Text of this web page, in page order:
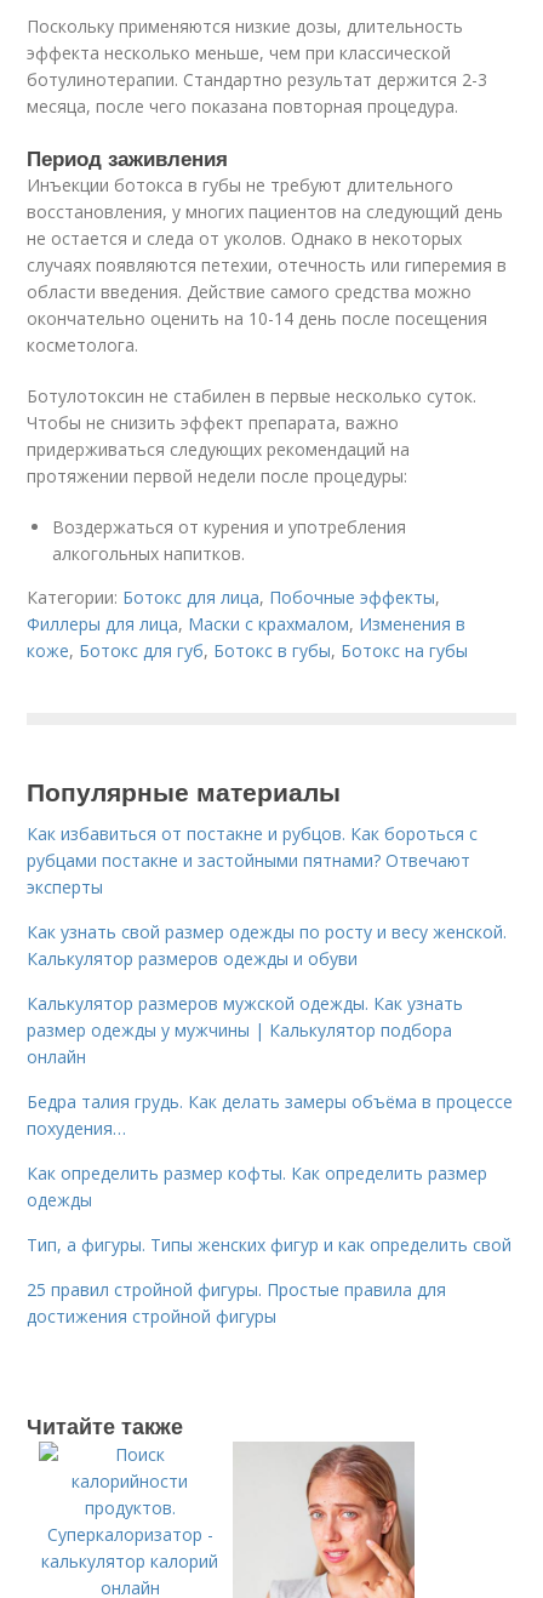
Поскольку применяются низкие дозы, длительность
эффекта несколько меньше, чем при классической
ботулинотерапии. Стандартно результат держится 2-3
месяца, после чего показана повторная процедура.
Период заживления
Инъекции ботокса в губы не требуют длительного
восстановления, у многих пациентов на следующий день
не остается и следа от уколов. Однако в некоторых
случаях появляются петехии, отечность или гиперемия в
области введения. Действие самого средства можно
окончательно оценить на 10-14 день после посещения
косметолога.
Ботулотоксин не стабилен в первые несколько суток.
Чтобы не снизить эффект препарата, важно
придерживаться следующих рекомендаций на
протяжении первой недели после процедуры:
Воздержаться от курения и употребления
алкогольных напитков.
Категории: Ботокс для лица, Побочные эффекты,
Филлеры для лица, Маски с крахмалом, Изменения в
коже, Ботокс для губ, Ботокс в губы, Ботокс на губы
Популярные материалы
Как избавиться от постакне и рубцов. Как бороться с
рубцами постакне и застойными пятнами? Отвечают
эксперты
Как узнать свой размер одежды по росту и весу женской.
Калькулятор размеров одежды и обуви
Калькулятор размеров мужской одежды. Как узнать
размер одежды у мужчины | Калькулятор подбора
онлайн
Бедра талия грудь. Как делать замеры объёма в процессе
похудения…
Как определить размер кофты. Как определить размер
одежды
Тип, а фигуры. Типы женских фигур и как определить свой
25 правил стройной фигуры. Простые правила для
достижения стройной фигуры
Читайте также